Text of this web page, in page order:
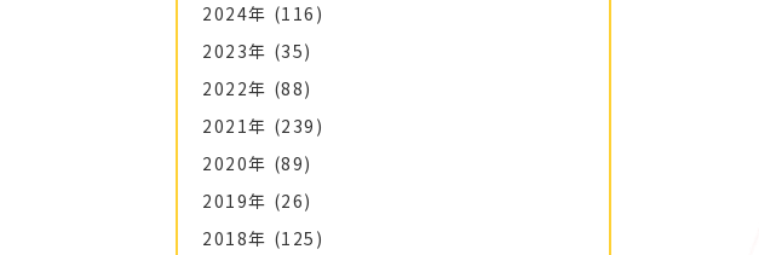
2024年 (116)
2023年 (35)
2022年 (88)
2021年 (239)
2020年 (89)
2019年 (26)
2018年 (125)